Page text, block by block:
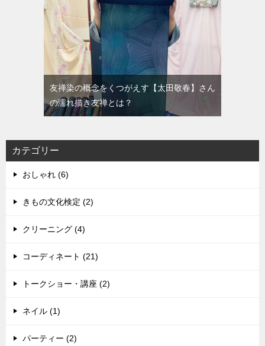
友禅染の概念をくつがえす【太田敬春】さん
の濡れ描き友禅とは？
カテゴリー
おしゃれ (6)
きもの文化検定 (2)
クリーニング (4)
コーディネート (21)
トークショー・講座 (2)
ネイル (1)
パーティー (2)